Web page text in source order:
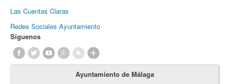
Las Cuentas Claras
Redes Sociales Ayuntamiento
Síguenos
Ayuntamiento de Málaga